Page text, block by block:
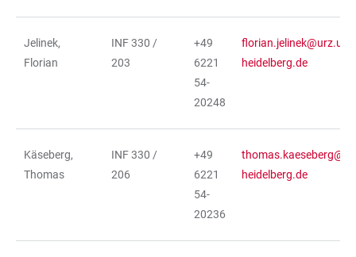
Jelinek,
Florian
INF 330 /
203
+49
6221
54-
20248
florian.jelinek@urz.uni-
heidelberg.de
Käseberg,
Thomas
INF 330 /
206
+49
6221
54-
20236
heidelberg.de